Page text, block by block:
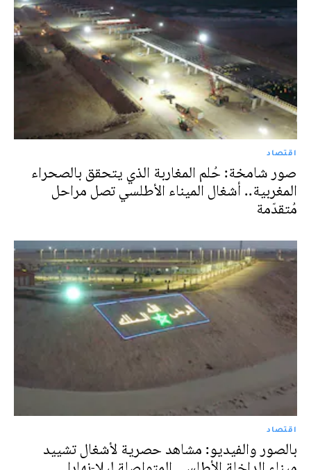
اقتصاد
صور شامخة: حُلم المغاربة الذي يتحقق بالصحراء
المغربية.. أشغال الميناء الأطلسي تصل مراحل
مُتقدّمة
اقتصاد
بالصور والفيديو: مشاهد حصرية لأشغال تشييد